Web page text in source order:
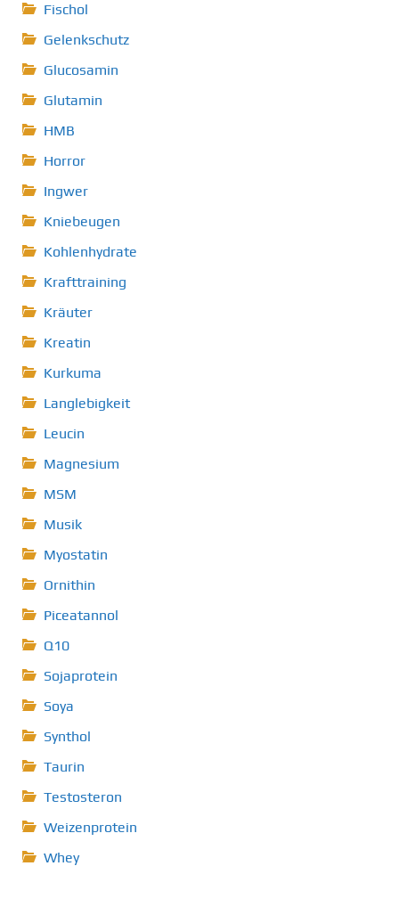
Fischol
Gelenkschutz
Glucosamin
Glutamin
HMB
Horror
Ingwer
Kniebeugen
Kohlenhydrate
Krafttraining
Kräuter
Kreatin
Kurkuma
Langlebigkeit
Leucin
Magnesium
MSM
Musik
Myostatin
Ornithin
Piceatannol
Q10
Sojaprotein
Soya
Synthol
Taurin
Testosteron
Weizenprotein
Whey